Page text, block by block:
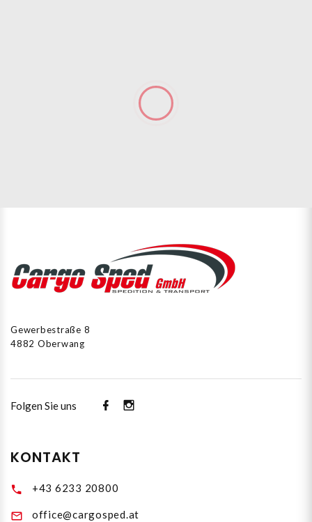
Gewerbestraße 8
4882 Oberwang
Folgen Sie uns
KONTAKT
+43 6233 20800
office@cargosped.at